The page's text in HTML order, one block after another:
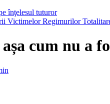
înţelesul tuturor
Victimelor Regimurilor
cum nu a